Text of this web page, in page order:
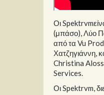
Οι
(μπάσο), Λύο
από τα Vu
Χατζηγιάννη,
Christina
Services.
Οι Spektrvm,